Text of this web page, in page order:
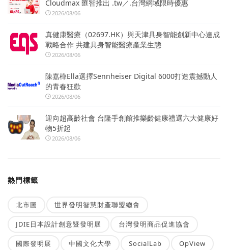
Cloudmax 匯智推出 .tw／.台灣網域限時優惠
2026/08/06
真健康醫療（02697.HK）與天津具身智能創新中心達成
戰略合作 共建具身智能醫療產業生態
2026/08/06
陳嘉樺Ella選擇Sennheiser Digital 6000打造震撼動人
的青春狂歡
2026/08/06
迎向超高齡社會 台隆手創館推樂齡健康禮選六大健康好
物5折起
2026/08/06
熱門標籤
北市圖 世界發明智慧財產聯盟總會
JDIE日本設計創意暨發明展 台灣發明商品促進協會
國際發明展 中國文化大學 SocialLab OpView